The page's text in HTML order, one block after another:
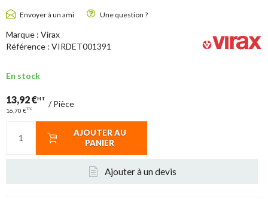
Envoyer à un ami Une question ?
Marque : Virax
Référence : VIRDET001391
En stock
13,92 €HT
16,70 €TTC /Pièce
AJOUTER AU
PANIER
Ajouter à un devis